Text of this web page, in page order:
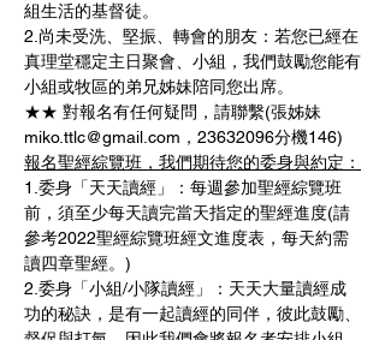
組生活的基督徒。
2.尚未受洗、堅振、轉會的朋友：若您已經在
真理堂穩定主日聚會、小組，我們鼓勵您能有
小組或牧區的弟兄姊妹陪同您出席。
★★ 對報名有任何疑問，請聯繫(張姊妹
miko.ttlc@gmail.com，23632096分機146)
報名聖經綜覽班，我們期待您的委身與約定：
1.委身「天天讀經」：每週參加聖經綜覽班
前，須至少每天讀完當天指定的聖經進度(請
參考2022聖經綜覽班經文進度表，每天約需
讀四章聖經。)
2.委身「小組/小隊讀經」：天天大量讀經成
功的秘訣，是有一起讀經的同伴，彼此鼓勵、